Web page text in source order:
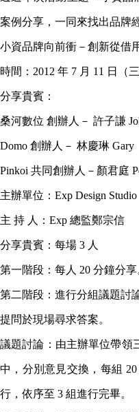
案例分享，一同來找出品牌
小資品牌向前衝－創新從借
時間：2012 年 7 月 11 日（
分享貴賓：
桑河數位 創辦人－ 許子謙
Domo 創辦人－ 林慶琳 Gary
Pinkoi 共同創辦人－顏君庭
主辦單位：Exp Design
主 持 人：Exp 總監鄭宗信
分享貴賓：每場 3 人
第一階段：每人 20 分鐘分享
第二階段：進行分組議題討
提問於現場尋求答案。
議題討論：由主辦單位帶領
中，分別意見交換，每組
行，依序至 3 組進行完畢。